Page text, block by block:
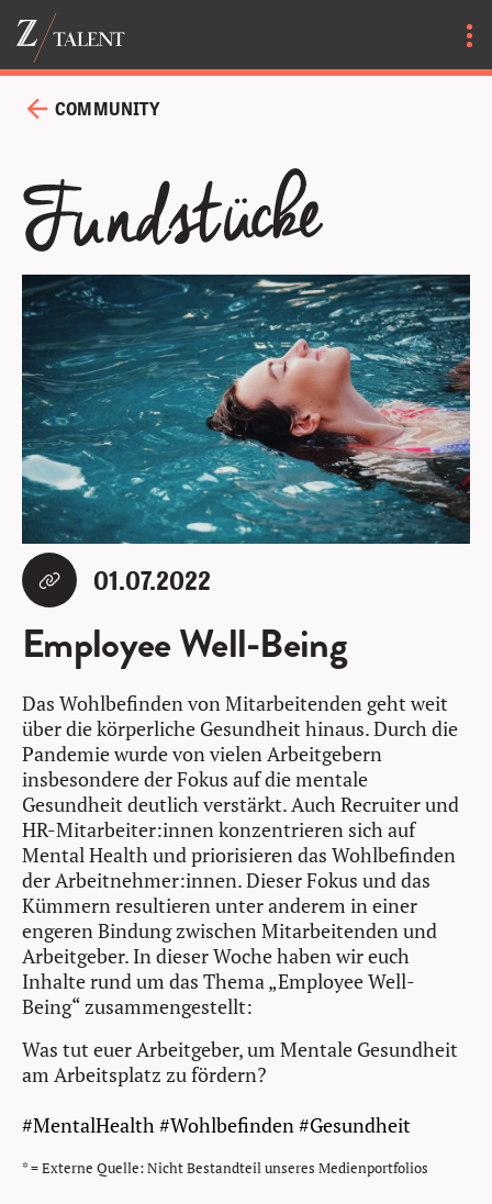
COMMUNITY
01.07.2022
Employee Well-Being
Das Wohlbefinden von Mitarbeitenden geht weit
über die körperliche Gesundheit hinaus. Durch die
Pandemie wurde von vielen Arbeitgebern
insbesondere der Fokus auf die mentale
Gesundheit deutlich verstärkt. Auch Recruiter und
HR-Mitarbeiter:innen konzentrieren sich auf
Mental Health und priorisieren das Wohlbefinden
der Arbeitnehmer:innen. Dieser Fokus und das
Kümmern resultieren unter anderem in einer
engeren Bindung zwischen Mitarbeitenden und
Arbeitgeber. In dieser Woche haben wir euch
Inhalte rund um das Thema „Employee Well-
Being“ zusammengestellt:
Was tut euer Arbeitgeber, um Mentale Gesundheit
am Arbeitsplatz zu fördern?
#MentalHealth#Wohlbefinden#Gesundheit
* = Externe Quelle: Nicht Bestandteil unseres Medienportfolios